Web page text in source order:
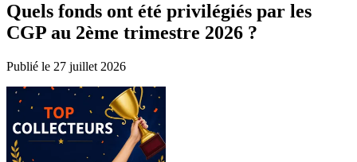
Quels fonds ont été privilégiés par les
CGP au 2ème trimestre 2026 ?
Publié le 27 juillet 2026